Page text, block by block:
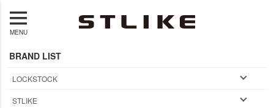
MENU
BRAND LIST
LOCKSTOCK
STLIKE